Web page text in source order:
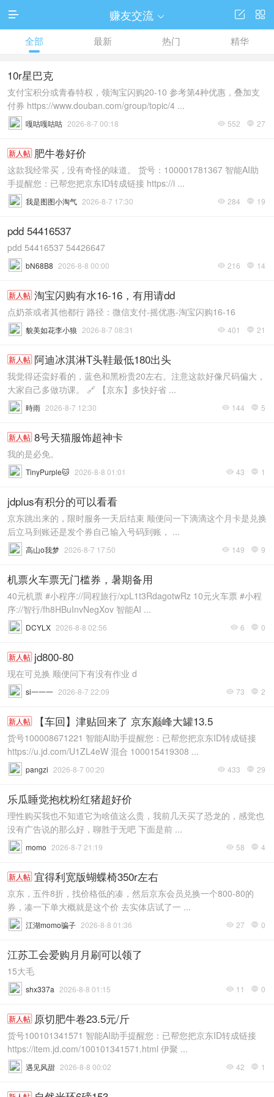
 赚友交流  

全部 最新 热门 精华
10r星巴克
支付宝积分或青春特权，领淘宝闪购20-10 参考第4种优惠，叠加支
付券 https://www.douban.com/group/topic/4 ...
 552  27
嘎咕嘎咕咕 2026-8-7 00:18
新人帖 肥牛卷好价
这款我经常买，没有奇怪的味道。 货号：100001781367 智能AI助
手提醒您：已帮您把京东ID转成链接 https://i ...
 284  19
我是图图小淘气 2026-8-7 17:30
pdd 54416537
pdd 54416537 54426647
 216  14
bN68B8 2026-8-8 00:00
新人帖 淘宝闪购有水16-16，有用请dd
点奶茶或者其他都行 路径：微信支付-摇优惠-淘宝闪购16-16
 401  21
貌美如花李小狼 2026-8-7 08:31
新人帖 阿迪冰淇淋T头鞋最低180出头
我觉得还蛮好看的，蓝色和黑粉贵20左右。注意这款好像尺码偏大，
大家自己多做功课。 🔗 【京东】多快好省 ...
 144  5
時雨 2026-8-7 12:30
新人帖 8号天猫服饰超神卡
我的是必免。
 43  1
TinyPurple🐱 2026-8-8 01:01
jdplus有积分的可以看看
京东跳出来的，限时服务一天后结束 顺便问一下滴滴这个月卡是兑换
后立马到账还是发个券自己输入号码到账， ...
 149  9
高山o我梦 2026-8-7 17:50
机票火车票无门槛券，暑期备用
40元机票 #小程序://同程旅行/xpL1t3RdagotwRz 10元火车票 #小程
序://智行/fh8HBuInvNegXov 智能AI ...
 6  0
DCYLX 2026-8-8 02:56
新人帖 jd800-80
现在可兑换 顺便问下有没有作业 d
 73  2
si一一一 2026-8-7 22:09
新人帖 【车回】津贴回来了 京东巅峰大罐13.5
货号100008671221 智能AI助手提醒您：已帮您把京东ID转成链接
https://u.jd.com/U1ZL4eW 混合 100015419308 ...
 433  29
pangzi 2026-8-7 00:20
乐瓜睡觉抱枕粉红猪超好价
理性购买我也不知道它为啥值这么贵，我前几天买了恐龙的，感觉也
没有广告说的那么好，聊胜于无吧 下面是前 ...
 58  4
momo 2026-8-7 21:19
新人帖 宜得利宽版蝴蝶椅350r左右
京东，五件8折，找价格低的凑，然后京东会员兑换一个800-80的
券，凑一下单大概就是这个价 去实体店试了一 ...
 27  0
江湖momo骗子 2026-8-8 01:36
江苏工会爱购月月刷可以领了
15大毛
 11  0
shx337a 2026-8-8 01:15
新人帖 原切肥牛卷23.5元/斤
货号100101341571 智能AI助手提醒您：已帮您把京东ID转成链接
https://item.jd.com/100101341571.html 伊聚 ...
 42  1
遇见风甜 2026-8-8 00:02